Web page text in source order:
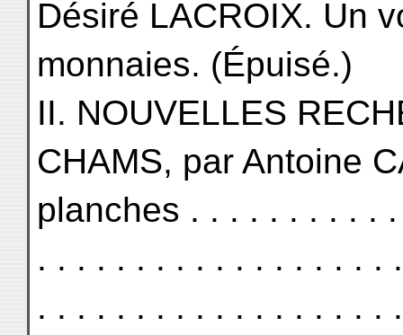
Désiré LACROIX. Un
monnaies. (Épuisé.)
II. NOUVELLES
CHAMS, par Antoine
planches . . . . . . . . . .
. . . . . . . . . . . . . . . . . .
. . . . . . . . . . . . . . . . . .